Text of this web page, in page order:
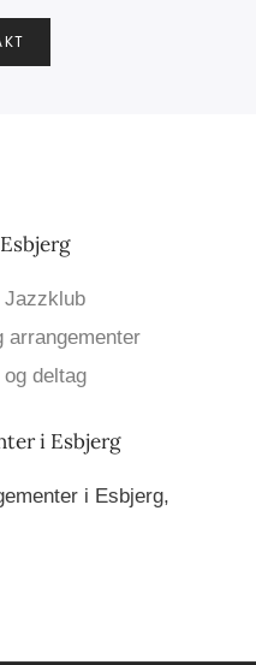
Jazzklub
arrangementer
deltag
i Esbjerg
i Esbjerg,